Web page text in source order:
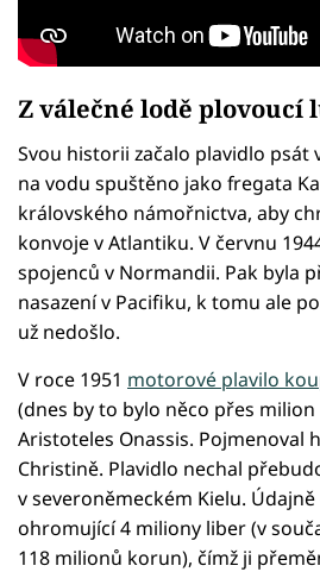
Z válečné lodě plovoucí
Svou historii začalo plavidlo psát
na vodu spuštěno jako fregata
královského námořnictva, aby
konvoje v Atlantiku. V červnu
spojenců v Normandii. Pak byla
nasazení v Pacifiku, k tomu ale
už nedošlo.
V roce 1951 motorové plavilo
(dnes by to bylo něco přes
Aristoteles Onassis. Pojmenoval
Christině. Plavidlo nechal
v severoněmeckém Kielu.
ohromující 4 miliony liber (v
118 milionů korun), čímž ji